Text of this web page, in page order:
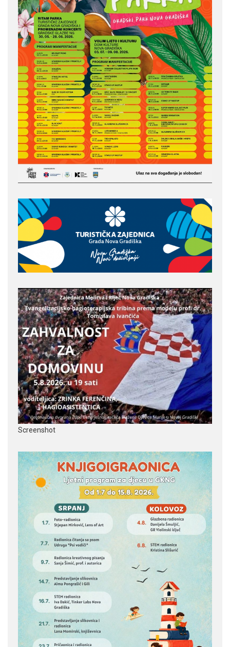
Screenshot